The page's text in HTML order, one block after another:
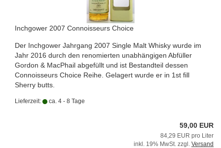
Inchgower 2007 Connoisseurs Choice
Der Inchgower Jahrgang 2007 Single Malt Whisky wurde im
Jahr 2016 durch den renomierten unabhängigen Abfüller
Gordon & MacPhail abgefüllt und ist Bestandteil dessen
Connoisseurs Choice Reihe. Gelagert wurde er in 1st fill
Sherry butts.
Lieferzeit: ca. 4 - 8 Tage
59,00 EUR
84,29 EUR pro Liter
inkl. 19% MwSt. zzgl. Versand